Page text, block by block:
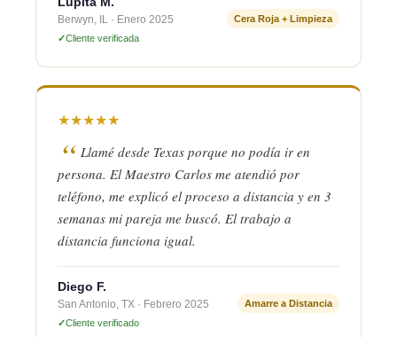
Berwyn, IL · Enero 2025
Cliente verificada
Cera Roja + Limpieza
★★★★★
Llamé desde Texas porque no podía ir en
persona. El Maestro Carlos me atendió por
teléfono, me explicó el proceso a distancia y en 3
semanas mi pareja me buscó. El trabajo a
distancia funciona igual.
Diego F.
San Antonio, TX · Febrero 2025
Cliente verificado
Amarre a Distancia